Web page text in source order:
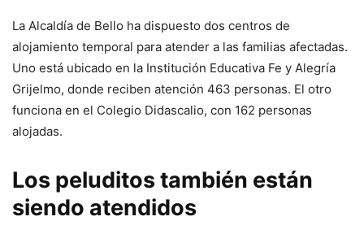
La Alcaldía de Bello ha dispuesto dos centros de
alojamiento temporal para atender a las familias afectadas.
Uno está ubicado en la Institución Educativa Fe y Alegría
Grijelmo, donde reciben atención 463 personas. El otro
funciona en el Colegio Didascalio, con 162 personas
alojadas.
Los peluditos también están
siendo atendidos